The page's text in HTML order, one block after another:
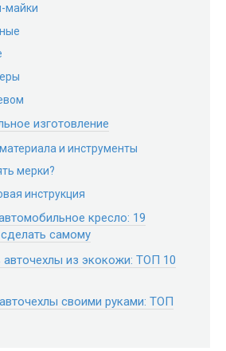
майки
изготовление
и инструменты
мерки?
инструкция
кресло: 19
самому
авточехлы из экокожи: ТОП 10
своими руками: ТОП